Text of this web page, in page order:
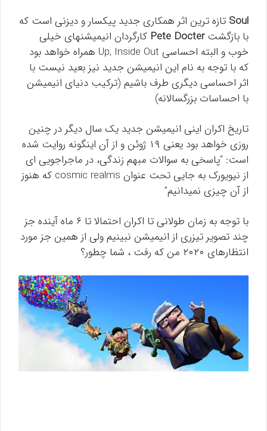
Soul تازه ترین اثر همکاری جدید پیکسار و دیزنی است که
با بازگشتPete Docter
کارگردان انیمیشنهای خیلی
خوب و البته احساسی Up, Inside Out همراه خواهد بود
که با توجه به نام این انیمیشن جدید نیز بعید نیست با
اثر احساسی دیگری طرف باشیم (ترکیب دنیای انیمیشن
با احساسات بزرگسالانه)
تاریخ اکران اینی انیمیشن جدید یک سال دیگر در چنین
روزی خواهد بود یعنی ۱۹ ژوئن و از آن اینگونه روایت شده
است: “پاسخی به سوالات مبهم زندگی، در ماجراجویی ای
از نیویورک به جایی تحت عنوان cosmic realms که هنوز
از آن چیزی نمیدانیم”
با توجه به زمان طولانی تا اکران احتمالا تا ۶ ماه آینده جز
چند تصویر تیزری از انیمیشن نبینیم ولی از همین جز مورد
انتظارهای ۲۰۲۰ من که رفت ، شما چطور؟